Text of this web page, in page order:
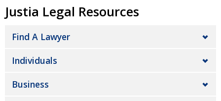
Justia Legal Resources
Find A Lawyer
Individuals
Business